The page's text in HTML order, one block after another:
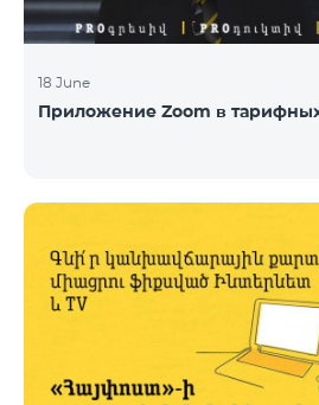
18 June
Приложение Zoom в тарифных